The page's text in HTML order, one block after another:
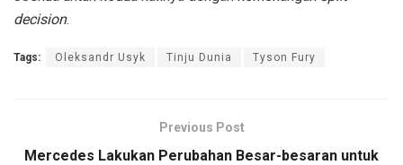
decision.
Tags: Oleksandr Usyk Tinju Dunia Tyson Fury
Previous Post
Mercedes Lakukan Perubahan Besar-besaran untuk